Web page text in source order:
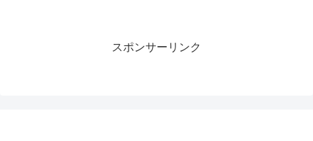
スポンサーリンク